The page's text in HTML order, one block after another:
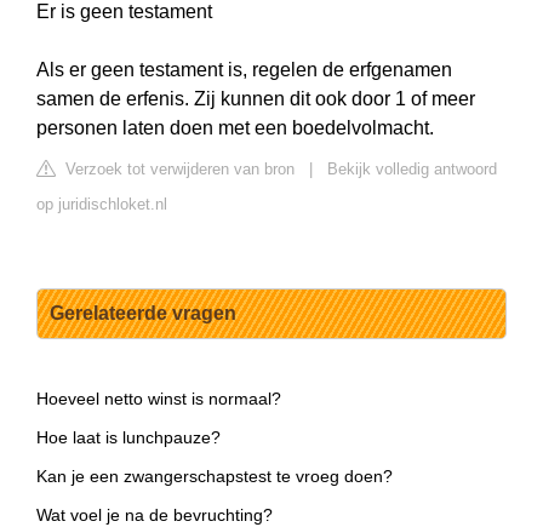
Er is geen testament
Als er geen testament is, regelen de erfgenamen
samen de erfenis. Zij kunnen dit ook door 1 of meer
personen laten doen met een boedelvolmacht.
Verzoek tot verwijderen van bron
Bekijk volledig antwoord
op juridischloket.nl
Gerelateerde vragen
Hoeveel netto winst is normaal?
Hoe laat is lunchpauze?
Kan je een zwangerschapstest te vroeg doen?
Wat voel je na de bevruchting?